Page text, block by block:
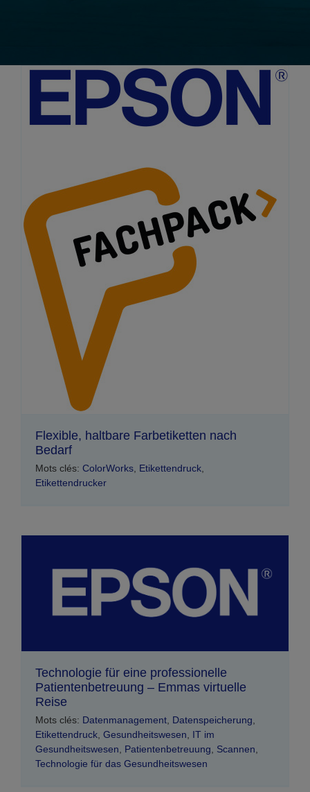
Flexible, haltbare Farbetiketten nach
Bedarf
Mots clés: ColorWorks, Etikettendruck,
Etikettendrucker
Technologie für eine professionelle
Patientenbetreuung – Emmas virtuelle
Reise
Mots clés: Datenmanagement Datenspeicherung
Etikettendruck Gesundheitswesen
IT im
Gesundheitswesen
Patientenbetreuung Scannen
Technologie für das Gesundheitswesen